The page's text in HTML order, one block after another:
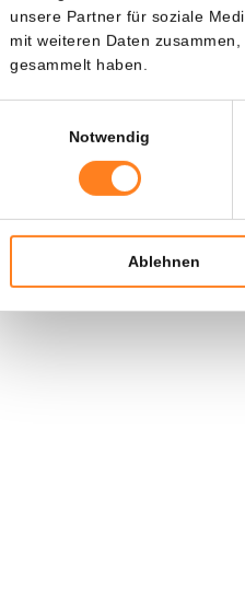
unsere Partner für soziale
mit weiteren Daten
gesammelt haben.
Notwendig
Ablehnen